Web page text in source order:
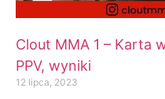
Clout MMA 1 – Karta
PPV, wyniki
12 lipca, 2023